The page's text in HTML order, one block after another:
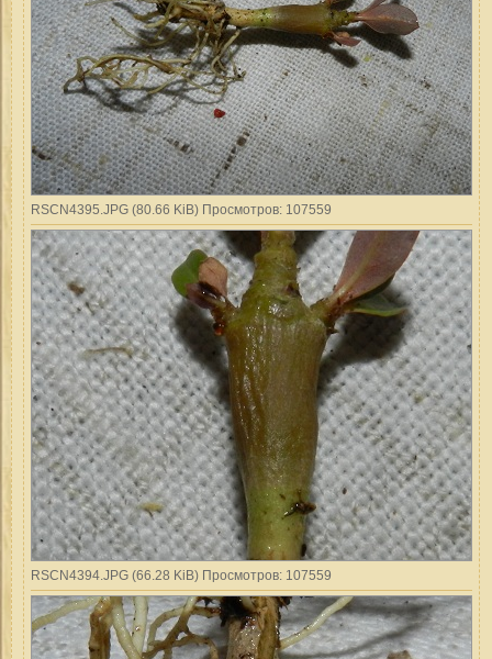
RSCN4395.JPG (80.66 KiB) Просмотров: 107559
RSCN4394.JPG (66.28 KiB) Просмотров: 107559